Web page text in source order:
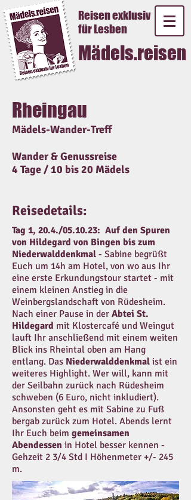
Reisen exklusiv
für Lesben
Mädels.reisen
Rheingau
Mädels-Wander-Treff
Wander & Genussreise
4 Tage / 10 bis 20 Mädels
Reisedetails:
Tag 1, 20.4./05.10.23: Auf den Spuren
von Hildegard von Bingen bis zum
Niederwalddenkmal - Sabine begrüßt
Euch um 14h am Hotel, von wo aus Ihr
eine erste Erkundungstour startet - mit
einem kleinen Anstieg in die
Weinbergslandschaft von Rüdesheim.
Nach einer Pause in der Abtei St.
Hildegard mit Klostercafé und Weingut
lauft Ihr anschließend mit einem weiten
Blick ins Rheintal oben am Hang
entlang. Das Niederwalddenkmal ist ein
weiteres Highlight. Wer will, kann mit
der Seilbahn zurück nach Rüdesheim
schweben (6 Euro, nicht inkludiert).
Ansonsten geht es mit Sabine zu Fuß
bergab zurück zum Hotel. Abends lernt
Ihr Euch beim gemeinsamen
Abendessen in Hotel besser kennen -
Gehzeit 2 3/4 Std I Höhenmeter +/- 245
m.